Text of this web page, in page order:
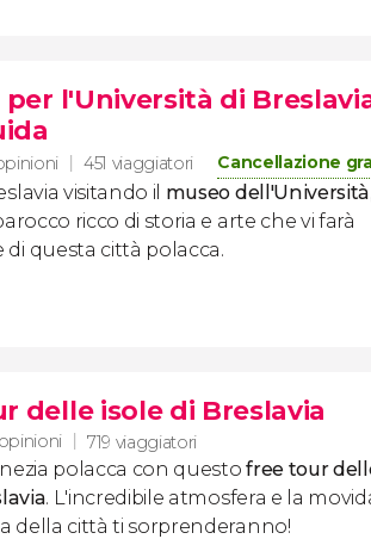
l'Università di
451 viaggiatori Cancellazione
visitando il museo dell'Università
ricco di storia e arte che vi farà
di questa città polacca.
delle isole di Breslavia
719 viaggiatori
polacca con questofree tour
. L'incredibile atmosfera e la
della città ti sorprenderanno!